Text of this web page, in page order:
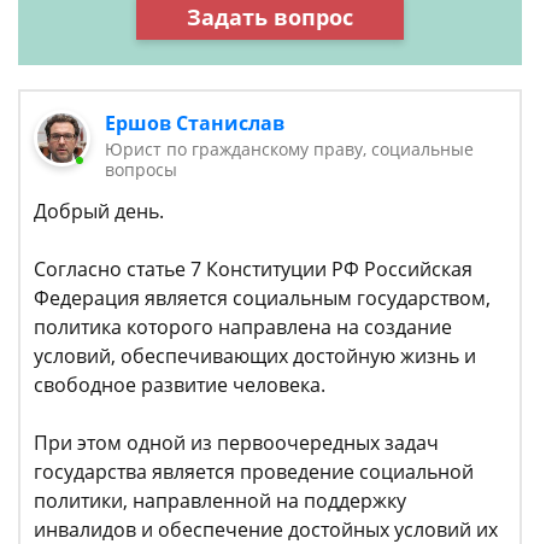
Задать вопрос
Ершов Станислав
Юрист по гражданскому праву, социальные
вопросы
Добрый день.
Согласно статье 7 Конституции РФ Российская
Федерация является социальным государством,
политика которого направлена на создание
условий, обеспечивающих достойную жизнь и
свободное развитие человека.
При этом одной из первоочередных задач
государства является проведение социальной
политики, направленной на поддержку
инвалидов и обеспечение достойных условий их